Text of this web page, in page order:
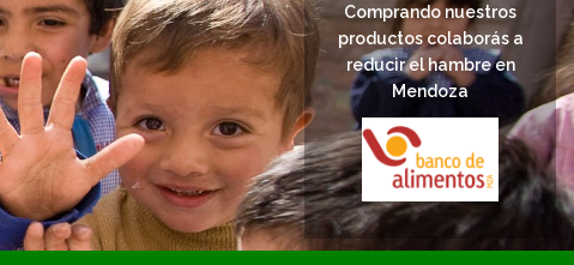
Comprando nuestros
productos colaborás a
reducir el hambre en
Mendoza